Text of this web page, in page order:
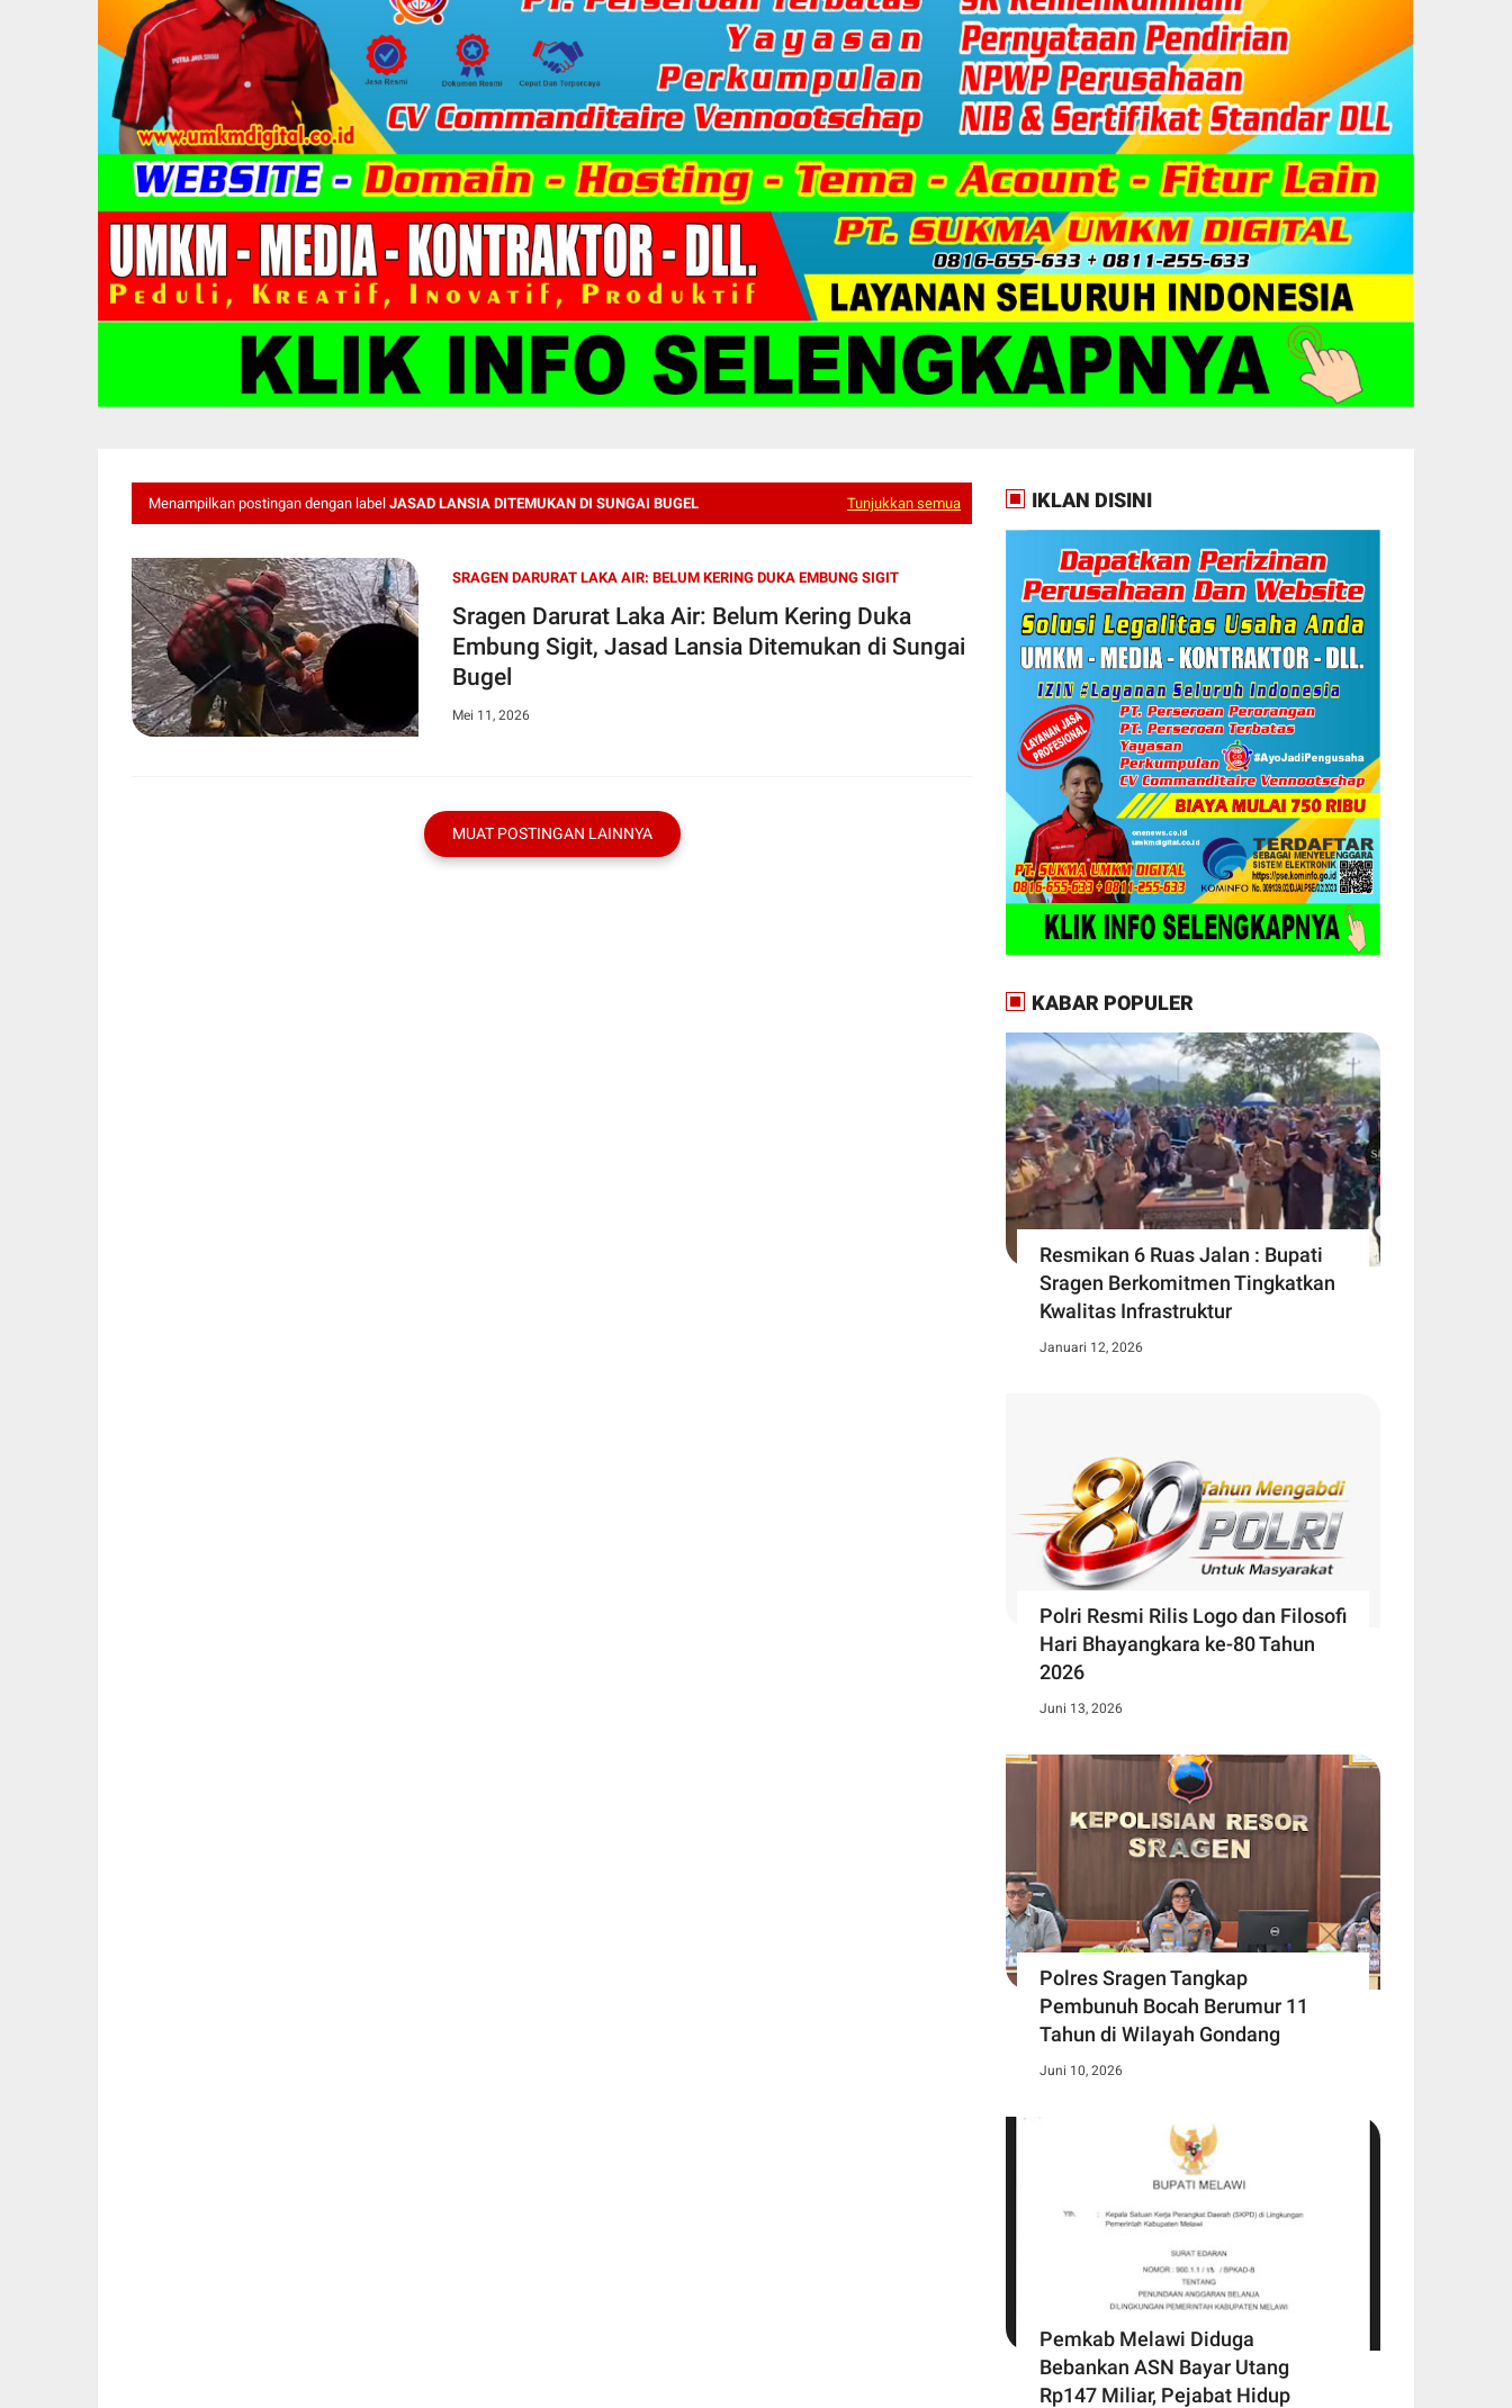
Menampilkan postingan dengan label JASAD LANSIA DITEMUKAN DI SUNGAI BUGEL Tunjukkan semua
SRAGEN DARURAT LAKA AIR: BELUM KERING DUKA EMBUNG SIGIT
Sragen Darurat Laka Air: Belum Kering Duka
Embung Sigit, Jasad Lansia Ditemukan di Sungai
Bugel
Mei 11, 2026
MUAT POSTINGAN LAINNYA
IKLAN DISINI
KABAR POPULER
Resmikan 6 Ruas Jalan : Bupati
Sragen Berkomitmen Tingkatkan
Kwalitas Infrastruktur
Januari 12, 2026
Polri Resmi Rilis Logo dan Filosofi
Hari Bhayangkara ke-80 Tahun
2026
Juni 13, 2026
Polres Sragen Tangkap
Pembunuh Bocah Berumur 11
Tahun di Wilayah Gondang
Juni 10, 2026
Pemkab Melawi Diduga
Bebankan ASN Bayar Utang
Rp147 Miliar, Pejabat Hidup